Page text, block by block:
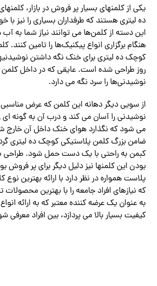
یکی از کلمنهای بسیار پر فروش در بازار،
ده لیتری هستند که طرفداران بسیاری را نیز با
این دسته از کلمن‌ها می توانند نیاز شما به
هنگام برگزاری انواع پیکنیک‌ها را تامین کنند.
کوچک ده لیتری برای خنک نگه داشتن
روز طراحی شده است. عایقی که در داخل کلمن
نوشیدنی‌ها را سرد نگه می دارد.
از سویی دیگر دهانه این کلمن که عرض مناسبی
نوشیدنی را آسان می کند و درب آن به گونه
می شود که نگذارد هوای خنک داخل آن خارج
ضامن بزرگ کلمن پلاستیکی کوچک ده لیتری
کبمن به راحتی با یک دست حمل شود.
بودن این کلمنها نیز دلیل دیگر برای پر فروش
پلاست همواره در نظر دارد با ارائه بهترین نوع
که نیازهای افراد جامعه را با بهترین محصولات
به عنوان یک عرضه کننده معتبر که به ارائه
کیفیت بسیار بالا می پردازد، بین افراد معرفی